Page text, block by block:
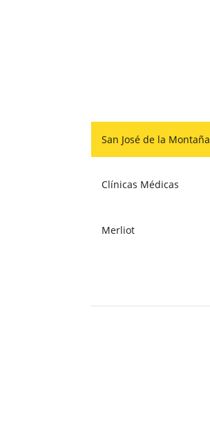
San José de la Montaña
Clínicas Médicas
Merliot